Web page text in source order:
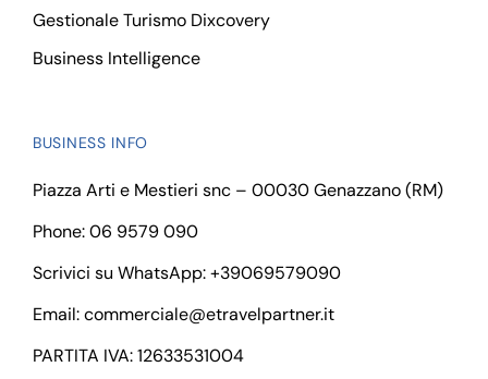
Gestionale Turismo Dixcovery
Business Intelligence
BUSINESS INFO
Piazza Arti e Mestieri snc – 00030 Genazzano (RM)
Phone: 06 9579 090
Scrivici su WhatsApp:+39069579090
Email:commerciale@etravelpartner.it
PARTITA IVA: 12633531004